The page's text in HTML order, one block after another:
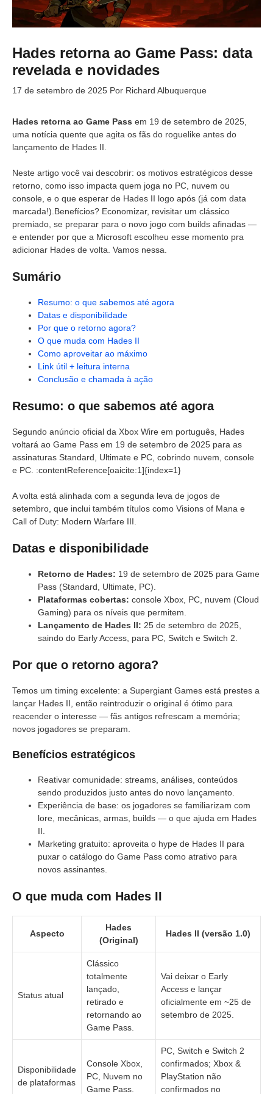
Hades retorna ao Game Pass: data
revelada e novidades
17 de setembro de 2025 Por Richard Albuquerque
Hades retorna ao Game Pass em 19 de setembro de 2025,
uma notícia quente que agita os fãs do roguelike antes do
lançamento de Hades II.
Neste artigo você vai descobrir: os motivos estratégicos desse
retorno, como isso impacta quem joga no PC, nuvem ou
console, e o que esperar de Hades II logo após (já com data
marcada!).Benefícios? Economizar, revisitar um clássico
premiado, se preparar para o novo jogo com builds afinadas —
e entender por que a Microsoft escolheu esse momento pra
adicionar Hades de volta. Vamos nessa.
Sumário
Resumo: o que sabemos até agora
Datas e disponibilidade
Por que o retorno agora?
O que muda com Hades II
Como aproveitar ao máximo
Link útil + leitura interna
Conclusão e chamada à ação
Resumo: o que sabemos até agora
Segundo anúncio oficial da Xbox Wire em português, Hades
voltará ao Game Pass em 19 de setembro de 2025 para as
assinaturas Standard, Ultimate e PC, cobrindo nuvem, console
e PC. :contentReference[oaicite:1]{index=1}
A volta está alinhada com a segunda leva de jogos de
setembro, que inclui também títulos como Visions of Mana e
Call of Duty: Modern Warfare III.
Datas e disponibilidade
Retorno de Hades: 19 de setembro de 2025 para Game
Pass (Standard, Ultimate, PC).
Plataformas cobertas: console Xbox, PC, nuvem (Cloud
Gaming) para os níveis que permitem.
Lançamento de Hades II: 25 de setembro de 2025,
saindo do Early Access, para PC, Switch e Switch 2.
Por que o retorno agora?
Temos um timing excelente: a Supergiant Games está prestes a
lançar Hades II, então reintroduzir o original é ótimo para
reacender o interesse — fãs antigos refrescam a memória;
novos jogadores se preparam.
Benefícios estratégicos
Reativar comunidade: streams, análises, conteúdos
sendo produzidos justo antes do novo lançamento.
Experiência de base: os jogadores se familiarizam com
lore, mecânicas, armas, builds — o que ajuda em Hades
II.
Marketing gratuito: aproveita o hype de Hades II para
puxar o catálogo do Game Pass como atrativo para
novos assinantes.
O que muda com Hades II
Aspecto
Hades
(Original)
Hades II (versão 1.0)
Status atual
Clássico
totalmente
lançado,
retirado e
retornando ao
Game Pass.
Vai deixar o Early
Access e lançar
oficialmente em ~25 de
setembro de 2025.
Disponibilidade
de plataformas
Console Xbox,
PC, Nuvem no
Game Pass.
PC, Switch e Switch 2
confirmados; Xbox &
PlayStation não
confirmados no